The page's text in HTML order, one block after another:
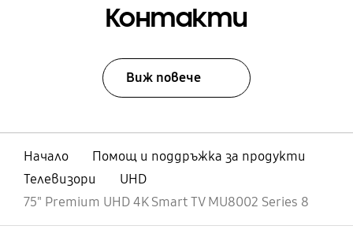
Контакти
Виж повече
Начало
Помощ и поддръжка за продукти
Телевизори
UHD
75" Premium UHD 4K Smart TV MU8002 Series 8